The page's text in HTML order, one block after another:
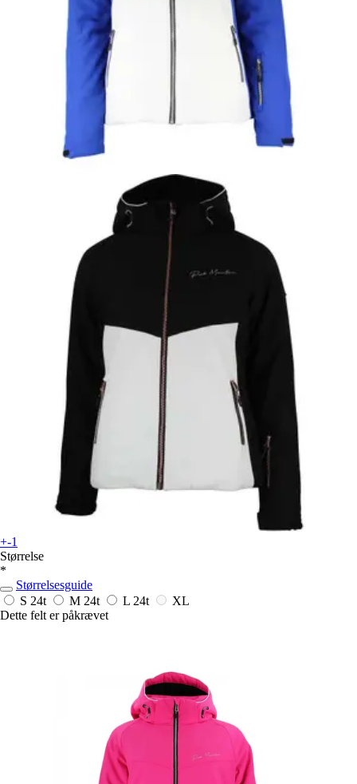
+-1
Størrelse
*
Størrelsesguide
S 24t M 24t L 24t
XL
Dette felt er påkrævet